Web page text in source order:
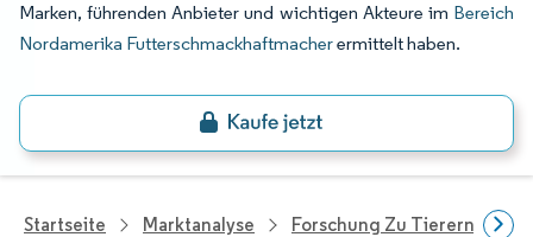
Marken, führenden Anbieter und wichtigen Akteure im Bereich
Nordamerika Futterschmackhaftmacherermittelt haben.
Startseite Marktanalyse Forschung Zu